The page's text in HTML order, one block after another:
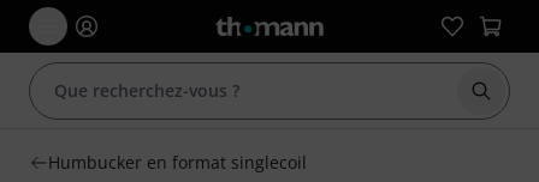
Humbucker en format singlecoil